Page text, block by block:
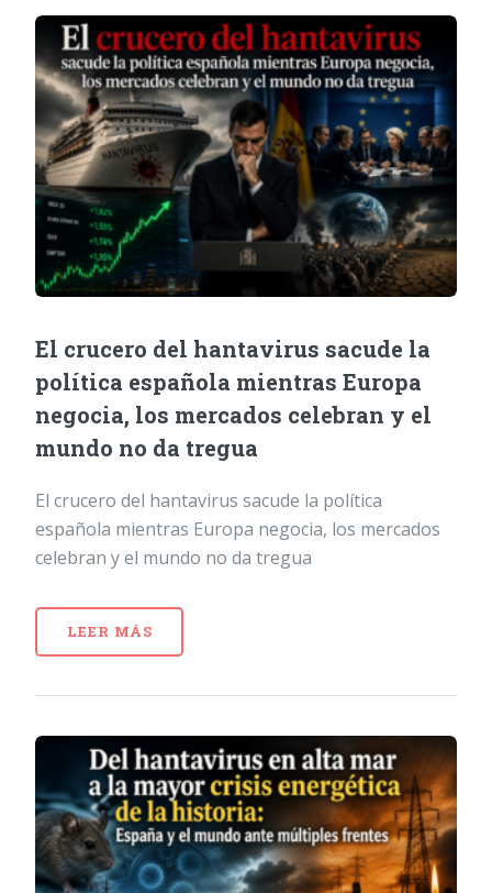
El crucero del hantavirus sacude la
política española mientras Europa
negocia, los mercados celebran y el
mundo no da tregua
El crucero del hantavirus sacude la política
española mientras Europa negocia, los mercados
celebran y el mundo no da tregua
LEER MÁS